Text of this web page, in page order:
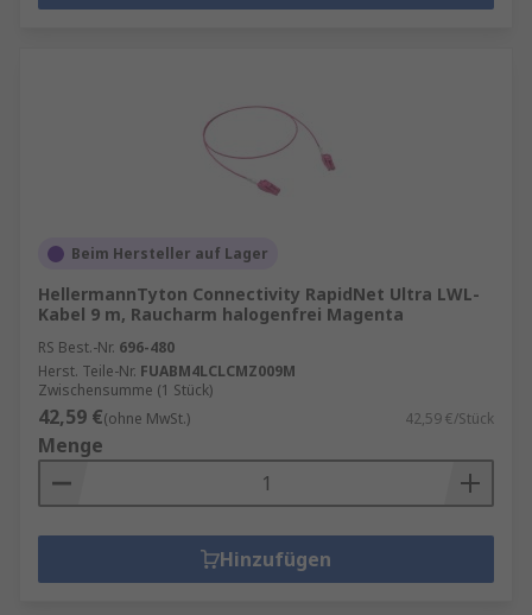
Beim Hersteller auf Lager
HellermannTyton Connectivity RapidNet Ultra LWL-
Kabel 9 m, Raucharm halogenfrei Magenta
RS Best.-Nr. 696-480
Herst. Teile-Nr. FUABM4LCLCMZ009M
Zwischensumme (1 Stück)
42,59 €(ohne MwSt.) 42,59 €/Stück
Menge
Hinzufügen